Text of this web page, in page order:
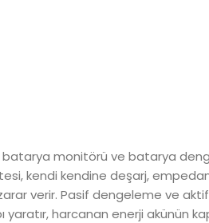
monitörü ve batarya
kendi kendine deşarj,
verir. Pasif dengeleme ve
harcanan enerji akünün